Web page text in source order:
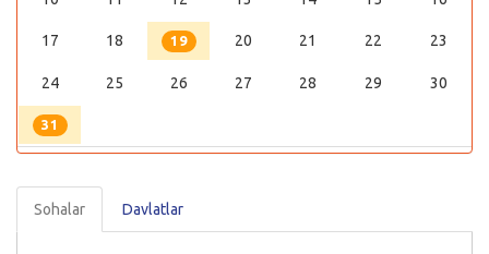
17 18 19 20 21 22 23
24 25 26 27 28 29 30
31
Sohalar Davlatlar